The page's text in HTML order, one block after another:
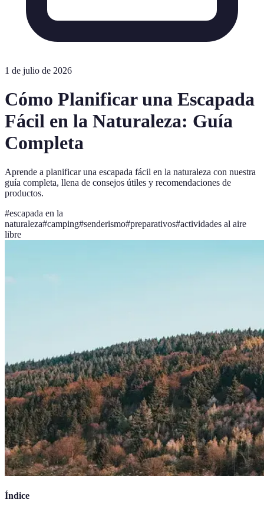
1 de julio de 2026
Cómo Planificar una Escapada
Fácil en la Naturaleza: Guía
Completa
Aprende a planificar una escapada fácil en la naturaleza con nuestra
guía completa, llena de consejos útiles y recomendaciones de
productos.
#escapada en la
naturaleza#camping#senderismo#preparativos#actividades al aire
libre
Índice